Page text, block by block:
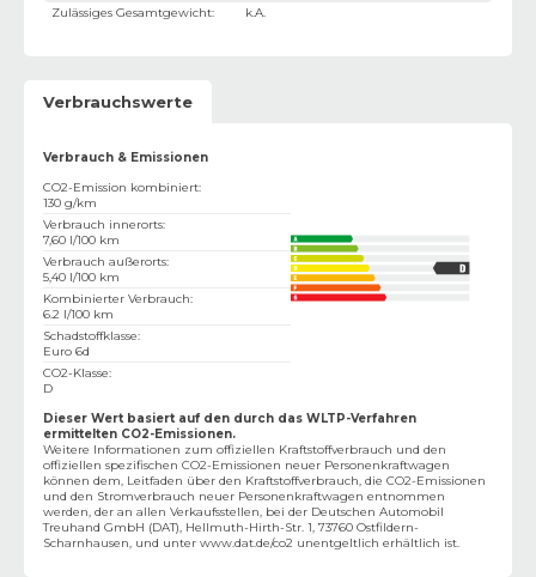
Zulässiges Gesamtgewicht: k.A.
Verbrauchswerte
Verbrauch & Emissionen
CO2-Emission kombiniert:
130 g/km
Verbrauch innerorts:
7,60 l/100 km
Verbrauch außerorts:
5,40 l/100 km
Kombinierter Verbrauch:
6.2 l/100 km
Schadstoffklasse:
Euro 6d
CO2-Klasse:
D
Dieser Wert basiert auf den durch das WLTP-Verfahren
ermittelten CO2-Emissionen.
Weitere Informationen zum offiziellen Kraftstoffverbrauch und den
offiziellen spezifischen CO2-Emissionen neuer Personenkraftwagen
können dem‚ Leitfaden über den Kraftstoffverbrauch, die CO2-Emissionen
und den Stromverbrauch neuer Personenkraftwagen entnommen
werden, der an allen Verkaufsstellen, bei der Deutschen Automobil
Treuhand GmbH (DAT), Hellmuth-Hirth-Str. 1, 73760 Ostfildern-
Scharnhausen, und unter www.dat.de/co2 unentgeltlich erhältlich ist.